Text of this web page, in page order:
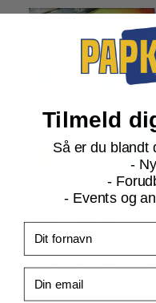
S&M Cosmic Eclipse
Eclipse
Tilmeld
Så er du blandt
-
-
- Events og